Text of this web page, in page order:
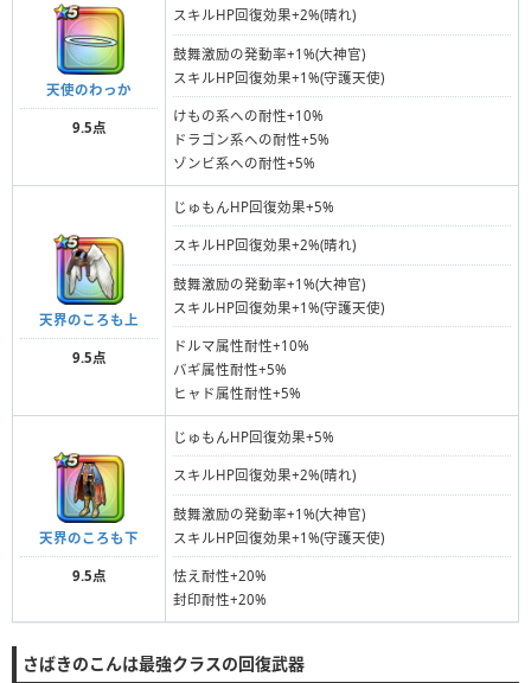
天使のわっか
9.5点
スキルHP回復効果+2%(晴れ)
鼓舞激励の発動率+1%(大神官)
スキルHP回復効果+1%(守護天使)
けもの系への耐性+10%
ドラゴン系への耐性+5%
ゾンビ系への耐性+5%
天界のころも上
9.5点
じゅもんHP回復効果+5%
スキルHP回復効果+2%(晴れ)
鼓舞激励の発動率+1%(大神官)
スキルHP回復効果+1%(守護天使)
ドルマ属性耐性+10%
バギ属性耐性+5%
ヒャド属性耐性+5%
天界のころも下
9.5点
じゅもんHP回復効果+5%
スキルHP回復効果+2%(晴れ)
鼓舞激励の発動率+1%(大神官)
スキルHP回復効果+1%(守護天使)
怯え耐性+20%
封印耐性+20%
さばきのこんは最強クラスの回復武器